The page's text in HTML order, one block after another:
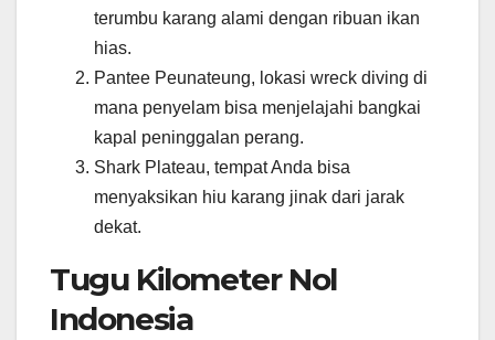
terumbu karang alami dengan ribuan ikan
hias.
Pantee Peunateung, lokasi wreck diving di
mana penyelam bisa menjelajahi bangkai
kapal peninggalan perang.
Shark Plateau, tempat Anda bisa
menyaksikan hiu karang jinak dari jarak
dekat.
Tugu Kilometer Nol
Indonesia